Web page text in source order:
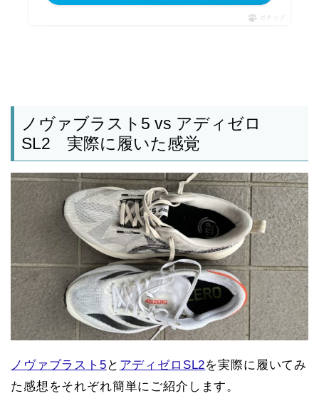
ポチップ
ノヴァブラスト5 vs アディゼロ
SL2 実際に履いた感覚
ノヴァブラスト5 と アディゼロSL2を実際に履いてみ
た感想をそれぞれ簡単にご紹介します。